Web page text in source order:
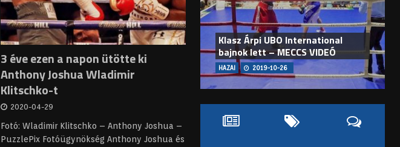
3 éve ezen a napon ütötte ki
Anthony Joshua Wladimir
Klitschko-t
2020-04-29
Fotó: Wladimir Klitschko – Anthony Joshua –
PuzzlePix Fotóügynökség Anthony Joshua és
Klasz Árpi UBO International
bajnok lett – MECCS VIDEÓ
HAZAI 2019-10-26